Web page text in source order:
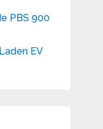
PBS 900
EV